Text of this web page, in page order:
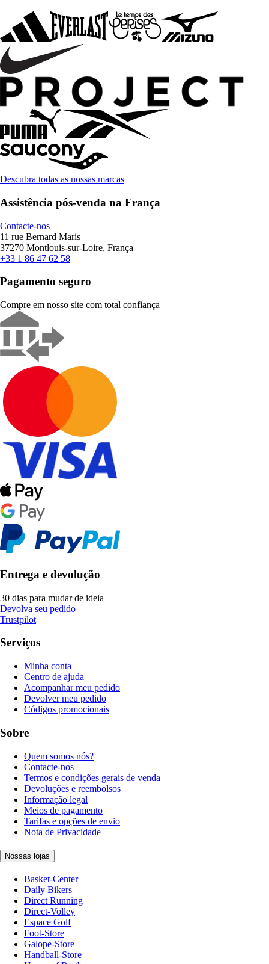
Descubra todas as nossas marcas
Assistência pós-venda na França
Contacte-nos
11 rue Bernard Maris
37270 Montlouis-sur-Loire, França
+33 1 86 47 62 58
Pagamento seguro
Compre em nosso site com total confiança
Entrega e devolução
30 dias para mudar de ideia
Devolva seu pedido
Trustpilot
Serviços
Minha conta
Centro de ajuda
Acompanhar meu pedido
Devolver meu pedido
Códigos promocionais
Sobre
Quem somos nós?
Contacte-nos
Termos e condições gerais de venda
Devoluções e reembolsos
Informação legal
Meios de pagamento
Tarifas e opções de envio
Nota de Privacidade
Nossas lojas
Basket-Center
Daily Bikers
Direct Running
Direct-Volley
Espace Golf
Foot-Store
Galope-Store
Handball-Store